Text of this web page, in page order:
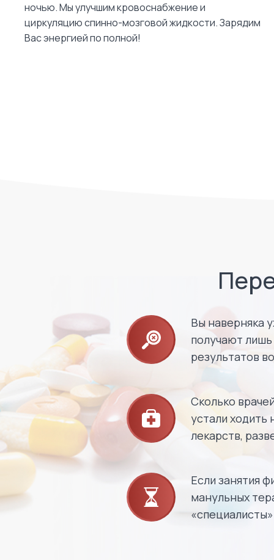
ночью. Мы улучшим кровоснабжение и
циркуляцию спинно-мозговой жидкости. Зарядим
Вас энергией по полной!
Вы наверняка
получают
результатов
Сколько
устали ходить
лекарств,
Если занятия
манульных